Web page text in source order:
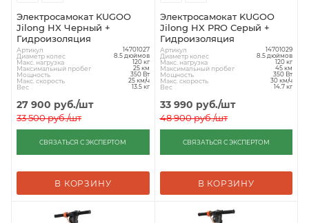
Электросамокат KUGOO
Jilong HX Черный +
Гидроизоляция
Артикул 14701027
Диаметр колес 8.5 дюймов
Макс. нагрузка 120 кг
Максимальный пробег 25 км
Мощность 350 Вт
Макс. скорость 25 км/ч
Вес 13.5 кг
27 900 руб./шт
33 500руб./шт
СВЯЗАТЬСЯ С ЭКСПЕРТОМ
В КОРЗИНУ
Электросамокат KUGOO
Jilong HX PRO Серый +
Гидроизоляция
Артикул 14701029
Диаметр колес 8.5 дюймов
Макс. нагрузка 120 кг
Максимальный пробег 45 км
Мощность 350 Вт
Макс. скорость 30 км/ч
Вес 14.7 кг
33 990 руб./шт
48 900руб./шт
СВЯЗАТЬСЯ С ЭКСПЕРТОМ
В КОРЗИНУ